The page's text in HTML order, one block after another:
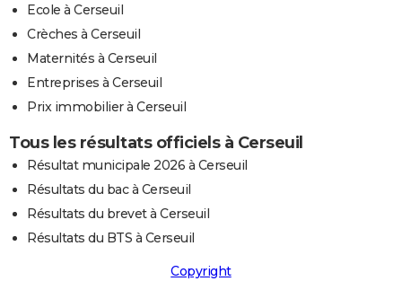
Ecole à Cerseuil
Crèches à Cerseuil
Maternités à Cerseuil
Entreprises à Cerseuil
Prix immobilier à Cerseuil
Tous les résultats officiels à Cerseuil
Résultat municipale 2026 à Cerseuil
Résultats du bac à Cerseuil
Résultats du brevet à Cerseuil
Résultats du BTS à Cerseuil
Copyright